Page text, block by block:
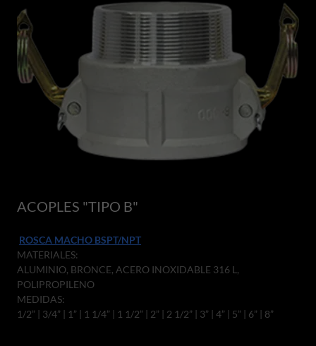
ACOPLES "TIPO B"
ROSCA MACHO BSPT/NPT
MATERIALES:
ALUMINIO, BRONCE, ACERO INOXIDABLE 316 L,
POLIPROPILENO
MEDIDAS:
1/2” | 3/4” | 1” | 1 1/4” | 1 1/2” | 2” | 2 1/2” | 3” | 4” | 5” | 6” | 8”